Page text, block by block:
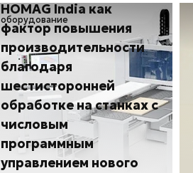
оборудование
HOMAG India как
фактор повышения
производительности
благодаря
шестисторонней
обработке на станках с
числовым
программным
управлением нового